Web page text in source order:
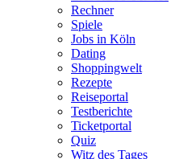
Rechner
Spiele
Jobs in Köln
Dating
Shoppingwelt
Rezepte
Reiseportal
Testberichte
Ticketportal
Quiz
Witz des Tages